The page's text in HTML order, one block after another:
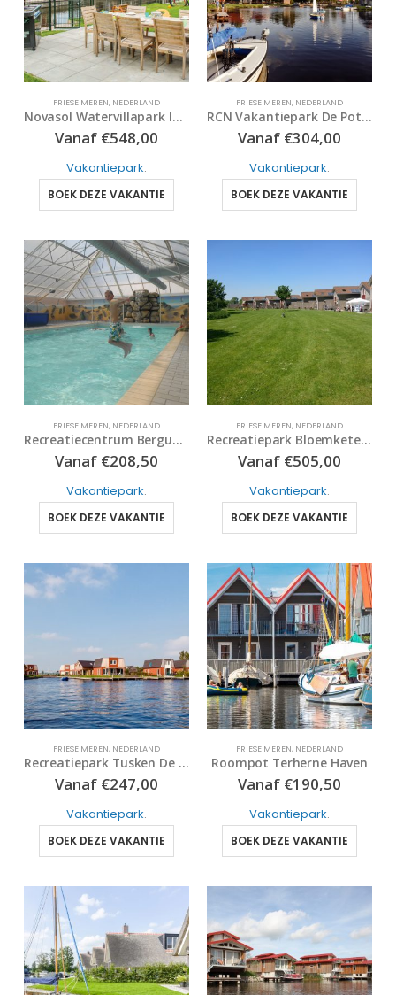
FRIESE MEREN, NEDERLAND
Novasol Watervillapark Idskenhuizen
Vanaf €548,00
Vakantiepark.
BOEK DEZE VAKANTIE
FRIESE MEREN, NEDERLAND
RCN Vakantiepark De Potten
Vanaf €304,00
Vakantiepark.
BOEK DEZE VAKANTIE
FRIESE MEREN, NEDERLAND
Recreatiecentrum Bergumermeer
Vanaf €208,50
Vakantiepark.
BOEK DEZE VAKANTIE
FRIESE MEREN, NEDERLAND
Recreatiepark Bloemketerp
Vanaf €505,00
Vakantiepark.
BOEK DEZE VAKANTIE
FRIESE MEREN, NEDERLAND
Recreatiepark Tusken De Marren
Vanaf €247,00
Vakantiepark.
BOEK DEZE VAKANTIE
FRIESE MEREN, NEDERLAND
Roompot Terherne Haven
Vanaf €190,50
Vakantiepark.
BOEK DEZE VAKANTIE